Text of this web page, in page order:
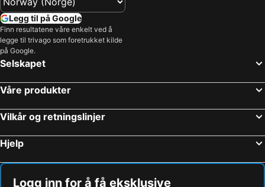
Hadeland Glassverk
Hamar Olympiske Anlegg Vikingeskipet
Nordstrand
Gaustablikk Skisenter
Langedrag Naturpark
Youngstorget
Storo Storsenter
Alna
Myrkdalen Skisenter
Rockefeller Music Hal
Kvitfjell
Bygdøy
Lilleputthammer Familiepark
Legg til på Google
Finn resultatene våre enkelt ved å
legge til trivago som foretrukket kilde
på Google.
Selskapet
Våre produkter
Vilkår og retningslinjer
Hjelp
Logg inn for å få eksklusive